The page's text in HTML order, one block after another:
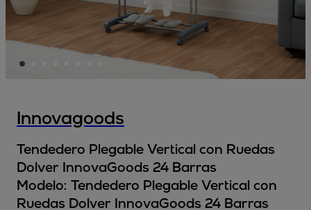
Innovagoods
Tendedero Plegable Vertical con Ruedas
Dolver InnovaGoods 24 Barras
Modelo: Tendedero Plegable Vertical con
Ruedas Dolver InnovaGoods 24 Barras